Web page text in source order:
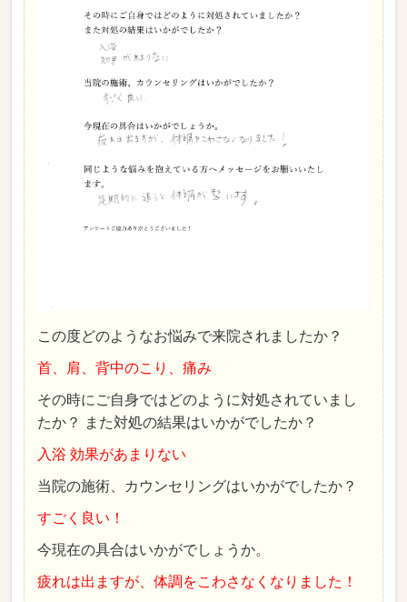
この度どのようなお悩みで来院されましたか？
首、肩、背中のこり、痛み
その時にご自身ではどのように対処されていまし
たか？ また対処の結果はいかがでしたか？
入浴 効果があまりない
当院の施術、カウンセリングはいかがでしたか？
すごく良い！
今現在の具合はいかがでしょうか。
疲れは出ますが、体調をこわさなくなりました！